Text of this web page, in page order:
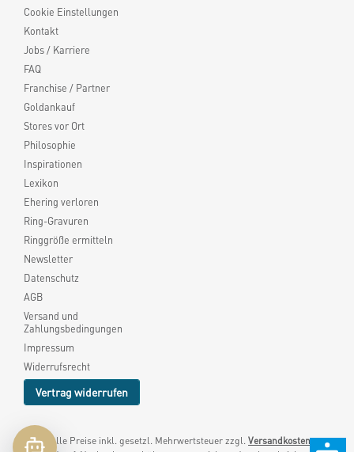
Cookie Einstellungen
Kontakt
Jobs / Karriere
FAQ
Franchise / Partner
Goldankauf
Stores vor Ort
Philosophie
Inspirationen
Lexikon
Ehering verloren
Ring-Gravuren
Ringgröße ermitteln
Newsletter
Datenschutz
AGB
Versand und
Zahlungsbedingungen
Impressum
Widerrufsrecht
Vertrag widerrufen
* Alle Preise inkl. gesetzl. Mehrwertsteuer zzgl. Versandkosten